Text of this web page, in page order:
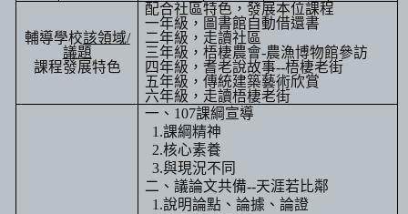
輔導學校該領域/
議題
課程發展特色
配合社區特色，發展本位課程
一年級，圖書館自動借還書
二年級，走讀社區
三年級，梧棲農會-農漁博物館參訪
四年級，耆老說故事--梧棲老街
五年級，傳統建築藝術欣賞
六年級，走讀梧棲老街
一、 107課綱宣導
1.課綱精神
2.核心素養
3.與現況不同
二、議論文共備--天涯若比鄰
1.說明論點、論據、論證